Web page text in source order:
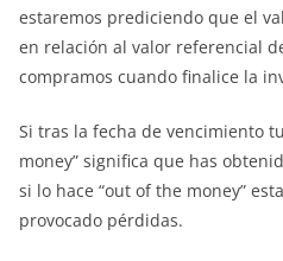
estaremos prediciendo que el
en relación al valor referencial
compramos cuando finalice la
Si tras la fecha de vencimiento
money” significa que has
si lo hace “out of the money”
provocado pérdidas.